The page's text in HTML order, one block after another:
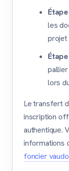
les
projet
lors
Le transfert
inscription
authentique.
informations
foncier